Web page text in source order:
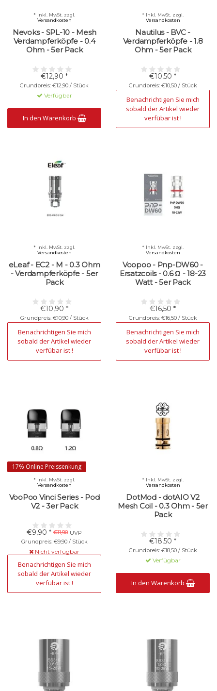
Nevoks - SPL-10 - Mesh
Verdampferköpfe - 0.4
Ohm - 5er Pack
€12,90 *
Grundpreis: €12,90 / Stück
* Inkl. MwSt. zzgl.
Versandkosten
Verfügbar
In den Warenkorb
Nautilus - BVC -
Verdampferköpfe - 1.8
Ohm - 5er Pack
€10,50 *
Grundpreis: €10,50 / Stück
* Inkl. MwSt. zzgl.
Versandkosten
Nicht verfügbar
Benachrichtigen Sie mich
sobald der Artikel wieder
verfübar ist !
eLeaf - EC2 - M - 0.3 Ohm
- Verdampferköpfe - 5er
Pack
€10,90 *
Grundpreis: €10,90 / Stück
* Inkl. MwSt. zzgl.
Versandkosten
Nicht verfügbar
Benachrichtigen Sie mich
sobald der Artikel wieder
verfübar ist !
Voopoo - Pnp-DW60 -
Ersatzcoils - 0.6 Ω​ - 18-23
Watt - 5er Pack
€16,50 *
Grundpreis: €16,50 / Stück
* Inkl. MwSt. zzgl.
Versandkosten
Nicht verfügbar
Benachrichtigen Sie mich
sobald der Artikel wieder
verfübar ist !
17% Online Preissenkung
VooPoo Vinci Series - Pod
V2 - 3er Pack
€9,90 * €11,90 UVP
Grundpreis: €9,90 / Stück
* Inkl. MwSt. zzgl.
Versandkosten
Nicht verfügbar
Benachrichtigen Sie mich
sobald der Artikel wieder
verfübar ist !
DotMod - dotAIO V2
Mesh Coil - 0.3 Ohm - 5er
Pack
€18,50 *
Grundpreis: €18,50 / Stück
* Inkl. MwSt. zzgl.
Versandkosten
Verfügbar
In den Warenkorb